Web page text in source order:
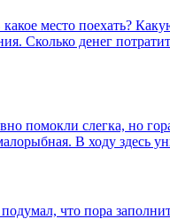
место поехать?
Сколько денег
помокли слегка, но
В ходу здесь
что пора